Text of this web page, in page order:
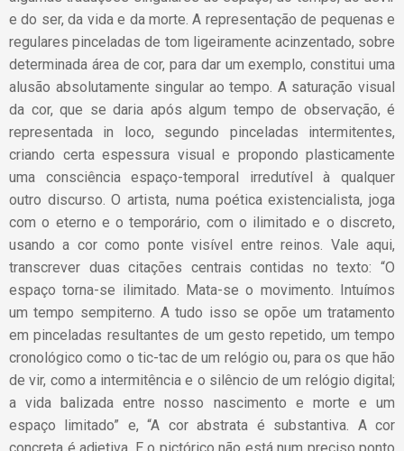
e do ser, da vida e da morte. A representação de pequenas e
regulares pinceladas de tom ligeiramente acinzentado, sobre
determinada área de cor, para dar um exemplo, constitui uma
alusão absolutamente singular ao tempo. A saturação visual
da cor, que se daria após algum tempo de observação, é
representada in loco, segundo pinceladas intermitentes,
criando certa espessura visual e propondo plasticamente
uma consciência espaço-temporal irredutível à qualquer
outro discurso. O artista, numa poética existencialista, joga
com o eterno e o temporário, com o ilimitado e o discreto,
usando a cor como ponte visível entre reinos. Vale aqui,
transcrever duas citações centrais contidas no texto: “O
espaço torna-se ilimitado. Mata-se o movimento. Intuímos
um tempo sempiterno. A tudo isso se opõe um tratamento
em pinceladas resultantes de um gesto repetido, um tempo
cronológico como o tic-tac de um relógio ou, para os que hão
de vir, como a intermitência e o silêncio de um relógio digital;
a vida balizada entre nosso nascimento e morte e um
espaço limitado” e, “A cor abstrata é substantiva. A cor